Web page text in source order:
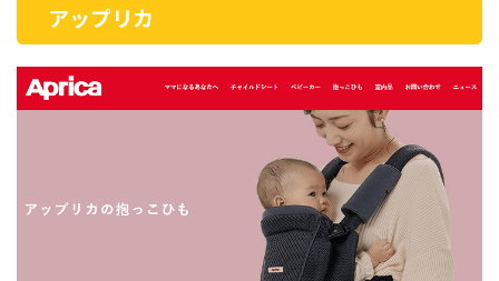
アップリカ